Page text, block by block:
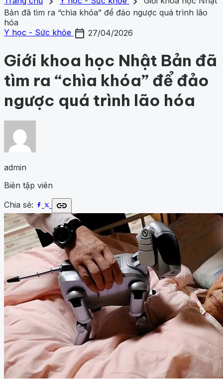
Chủ đề
Khám phá khoa học
Sức khỏe 202 Thế giới động vật 157
Gợi ý danh mục
động vật1001 bí ẩnCông nghệ
Bản đã tìm ra “chìa khóa” để đảo ngược quá trình lão
hóa
Y học - Sức khỏe calendar_today 27/04/2026
Giới khoa học Nhật Bản đã
tìm ra “chìa khóa” để đảo
ngược quá trình lão hóa
admin
Biên tập viên
Chia sẻ:
link